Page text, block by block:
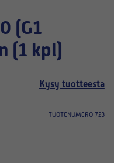
(1 kpl)
Kysy tuotteesta
TUOTENUMERO 723